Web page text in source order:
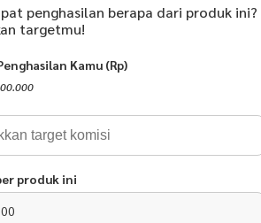
stamina pria.
madu ini dapat meningkatkan kualitas hidup
energi dan juga memiliki Kesehatan
rahasia dan istimewa kami, Adamcore akan
berkeluarga.
(Madu murni) : 320 gr
Radix Extract (Pasak bumi/tongkat Ali) :
Radix Extract (Purwaceng) : 10 gr
penghasilan berapa dari produk ini?
targetmu!
Kamu (Rp)
produk ini